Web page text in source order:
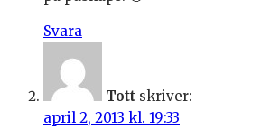
Svara
Tott skriver:
april 2, 2013 kl. 19:33